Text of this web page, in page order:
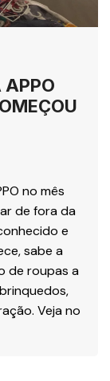
APPO
no mês
de fora da
e
sabe a
de roupas a
Veja no